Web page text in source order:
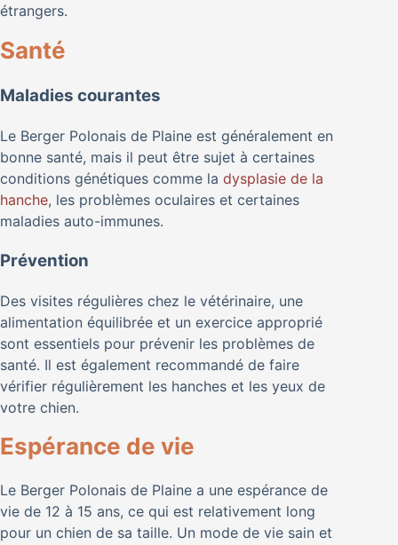
étrangers.
Santé
Maladies courantes
Le Berger Polonais de Plaine est généralement en
bonne santé, mais il peut être sujet à certaines
conditions génétiques comme la dysplasie de la
hanche, les problèmes oculaires et certaines
maladies auto-immunes.
Prévention
Des visites régulières chez le vétérinaire, une
alimentation équilibrée et un exercice approprié
sont essentiels pour prévenir les problèmes de
santé. Il est également recommandé de faire
vérifier régulièrement les hanches et les yeux de
votre chien.
Espérance de vie
Le Berger Polonais de Plaine a une espérance de
vie de 12 à 15 ans, ce qui est relativement long
pour un chien de sa taille. Un mode de vie sain et